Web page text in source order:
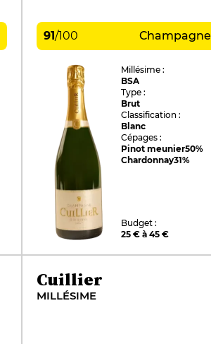
91/100 Champagne
Millésime :
BSA
Type :
Brut
Classification :
Blanc
Cépages :
Pinot meunier50%
Chardonnay31%
Budget :
25 € à 45 €
Cuillier
MILLÉSIME